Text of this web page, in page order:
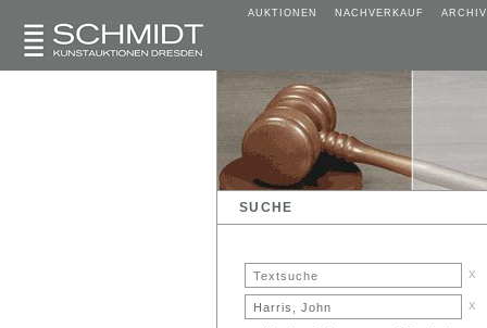
AUKTIONEN NACHVERKAUF ARCHIV
SUCHE
x
x